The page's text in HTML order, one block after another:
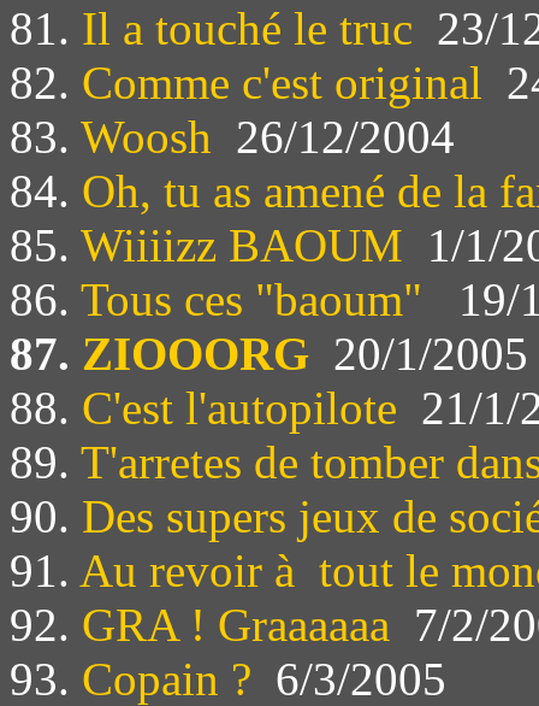
81. Il a touché le truc 23/
82. Comme c'est original
83. Woosh 26/12/2004
84. Oh, tu as amené de la
85. Wiiiizz BAOUM 1/1/
86. Tous ces "baoum"
19/
87. ZIOOORG 20/1/2005
88. C'est l'autopilote 21/1/
89. T'arretes de tomber
90. Des supers jeux de
91. Au revoir à tout le
92. GRA ! Graaaaaa 7/2/
93. Copain ? 6/3/2005